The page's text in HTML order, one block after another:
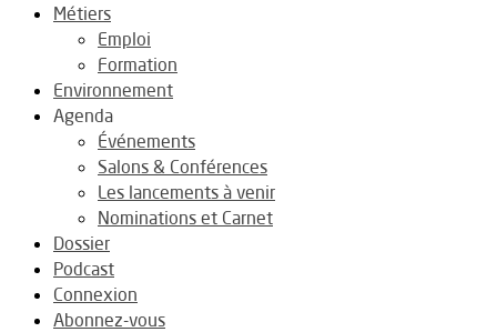
Métiers
Emploi
Formation
Environnement
Agenda
Événements
Salons & Conférences
Les lancements à venir
Nominations et Carnet
Dossier
Podcast
Connexion
Abonnez-vous